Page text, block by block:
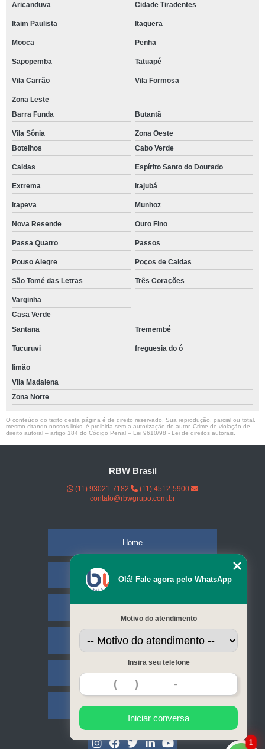
Aricanduva
Cidade Tiradentes
Itaim Paulista Itaquera
Mooca Penha
Sapopemba Tatuapé
Vila Carrão Vila Formosa
Zona Leste
Barra Funda
Butantã
Vila Sônia
Zona Oeste
Botelhos
Cabo Verde
Caldas Espírito Santo do Dourado
Extrema Itajubá
Itapeva Munhoz
Nova Resende Ouro Fino
Passa Quatro Passos
Pouso Alegre Poços de Caldas
São Tomé das Letras Três Corações
Varginha
Casa Verde
Santana
Tremembé
Tucuruvi freguesia do ó
limão
Vila Madalena
Zona Norte
O conteúdo do texto desta página é de direito reservado. Sua reprodução, parcial ou total,
mesmo citando nossos links, é proibida sem a autorização do autor. Crime de violação de
direito autoral – artigo 184 do Código Penal – Lei 9610/98 - Lei de direitos autorais
RBW Brasil
(11) 93021-7182
(11) 4512-5900
contato@rbwgrupo.com.br
Home
Empresa
Serviços
Contato
Mapa do site
1
Olá! Fale agora pelo WhatsApp
Motivo do atendimento
Insira seu telefone
Iniciar conversa